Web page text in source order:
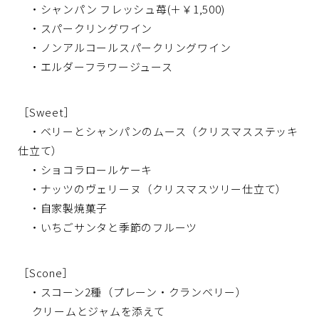
・シャンパン フレッシュ苺(＋￥1,500)
・スパークリングワイン
・ノンアルコールスパークリングワイン
・エルダーフラワージュース
［Sweet］
・ベリーとシャンパンのムース（クリスマスステッキ
仕立て）
・ショコラロールケーキ
・ナッツのヴェリーヌ（クリスマスツリー仕立て）
・自家製焼菓子
・いちごサンタと季節のフルーツ
［Scone］
・スコーン2種（プレーン・クランベリー）
クリームとジャムを添えて